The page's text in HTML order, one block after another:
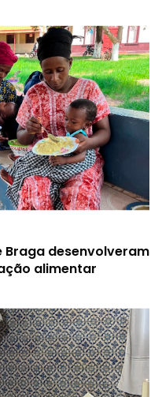
desenvolveram
alimentar